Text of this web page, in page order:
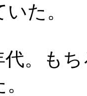
た。
。も